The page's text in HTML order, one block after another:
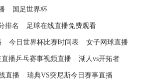
国足世界杯
排名 足球在线直播免费观看
今日世界杯比赛时间表 女子网球直播
直播乒乓赛事视频直播 湖人vs开拓者
直播 瑞典VS突尼斯今日赛事直播